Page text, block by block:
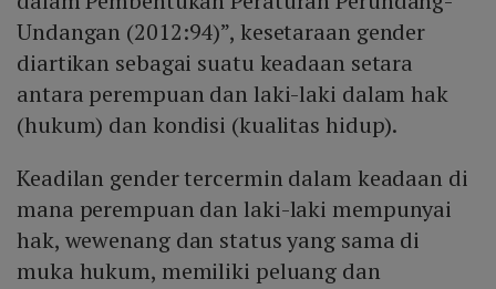
Undangan (2012:94)”, kesetaraan gender
diartikan sebagai suatu keadaan setara
antara perempuan dan laki-laki dalam hak
(hukum) dan kondisi (kualitas hidup).
Keadilan gender tercermin dalam keadaan di
mana perempuan dan laki-laki mempunyai
hak, wewenang dan status yang sama di
muka hukum, memiliki peluang dan